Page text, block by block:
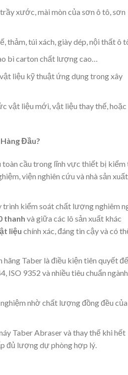
xước, mài mòn của sơn ô tô, sơn
thảm, túi xách, giày dép, nội thất ô
bì carton chất lượng cao…
liệu kỹ thuật ứng dụng trong xây
vật liệu mới, vật liệu thay thế,
Đầu?
toàn cầu trong lĩnh vực thiết bị kiểm
viện nghiên cứu và nhà sản xuất
kiểm soát chất lượng nghiêm
thanh và giữa các lô sản xuất khác
liệu chính xác, đáng tin cậy và có
Taber là điều kiện tiên quyết để
ISO 9352 và nhiều tiêu chuẩn ngành
nhờ chất lượng đồng đều của
Taber Abraser và thay thế khi hết
đủ lượng dự phòng hợp lý.